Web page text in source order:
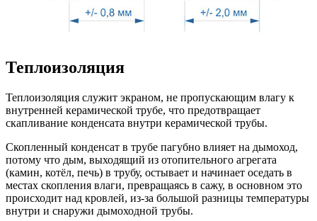
Теплоизоляция
Теплоизоляция служит экраном, не пропускающим влагу к
внутренней керамической трубе, что предотвращает
скапливание конденсата внутри керамической трубы.
Скопленный конденсат в трубе пагубно влияет на дымоход,
потому что дым, выходящий из отопительного агрегата
(камин, котёл, печь) в трубу, остывает и начинает оседать в
местах скопления влаги, превращаясь в сажу, в основном это
происходит над кровлей, из-за большой разницы температуры
внутри и снаружи дымоходной трубы.